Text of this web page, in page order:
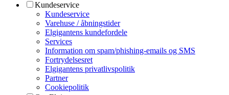
Kundeservice
Kundeservice
Varehuse / åbningstider
Elgigantens kundefordele
Services
Information om spam/phishing-emails og SMS
Fortrydelsesret
Elgigantens privatlivspolitik
Partner
Cookiepolitik